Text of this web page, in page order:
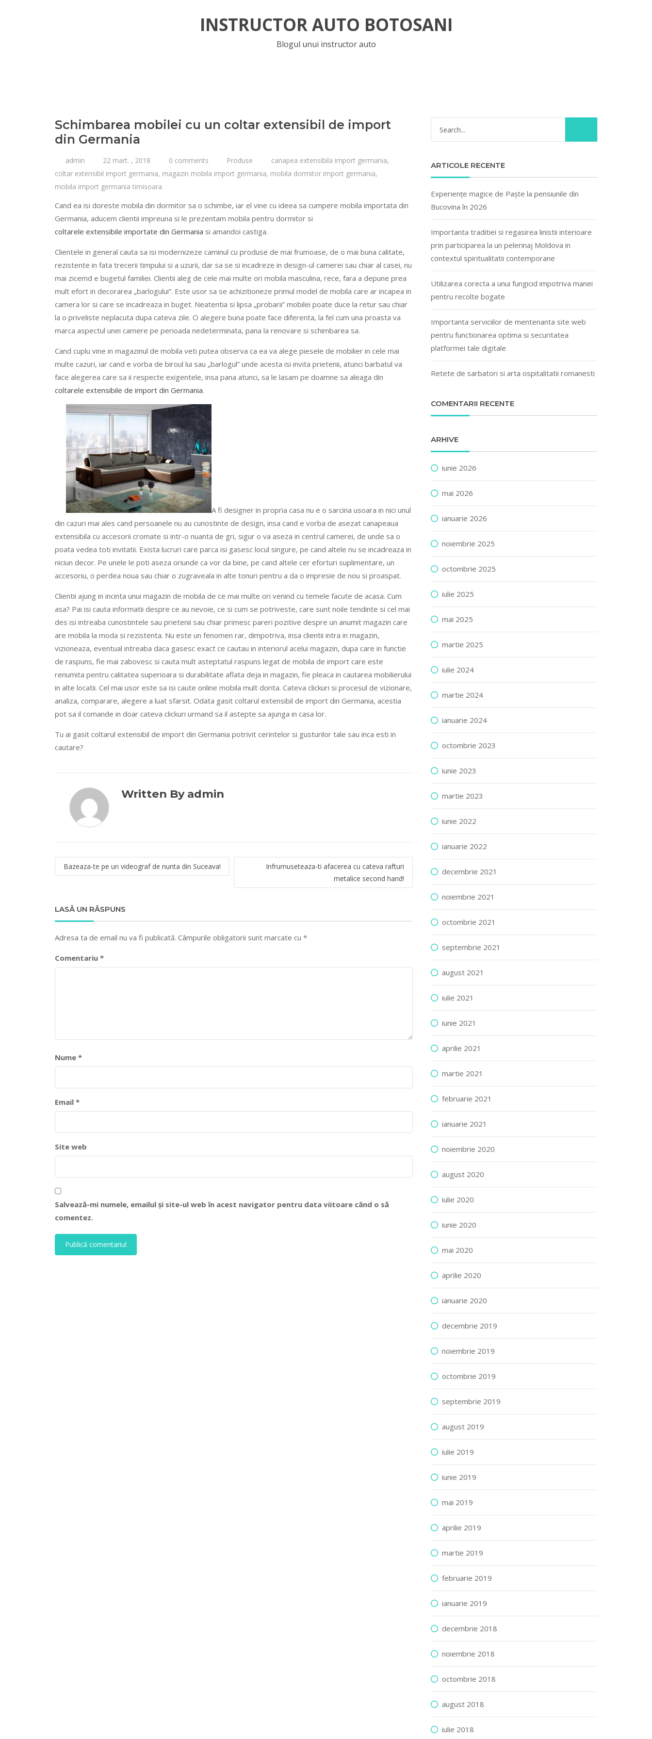
INSTRUCTOR AUTO BOTOSANI
Blogul unui instructor auto
Schimbarea mobilei cu un coltar extensibil de import
din Germania
admin 22 mart. , 2018 0 comments Produse canapea extensibila import germania,
coltar extensibil import germania, magazin mobila import germania, mobila dormitor import germania,
mobila import germania timisoara
Cand ea isi doreste mobila din dormitor sa o schimbe, iar el vine cu ideea sa cumpere mobila importata din
Germania, aducem clientii impreuna si le prezentam mobila pentru dormitor si
coltarele extensibile importate din Germania si amandoi castiga.
Clientele in general cauta sa isi modernizeze caminul cu produse de mai frumoase, de o mai buna calitate,
rezistente in fata trecerii timpului si a uzurii, dar sa se si incadreze in design-ul camerei sau chiar al casei, nu
mai zicemd e bugetul familiei. Clientii aleg de cele mai multe ori mobila masculina, rece, fara a depune prea
mult efort in decorarea „barlogului”. Este usor sa se achizitioneze primul model de mobila care ar incapea in
camera lor si care se incadreaza in buget. Neatentia si lipsa „probarii” mobilei poate duce la retur sau chiar
la o priveliste neplacuta dupa cateva zile. O alegere buna poate face diferenta, la fel cum una proasta va
marca aspectul unei camere pe perioada nedeterminata, pana la renovare si schimbarea sa.
Cand cuplu vine in magazinul de mobila veti putea observa ca ea va alege piesele de mobilier in cele mai
multe cazuri, iar cand e vorba de biroul lui sau „barlogul” unde acesta isi invita prietenii, atunci barbatul va
face alegerea care sa ii respecte exigentele, insa pana atunci, sa le lasam pe doamne sa aleaga din
coltarele extensibile de import din Germania.
A fi designer in propria casa nu e o sarcina usoara in nici unul
din cazuri mai ales cand persoanele nu au cunostinte de design, insa cand e vorba de asezat canapeaua
extensibila cu accesorii cromate si intr-o nuanta de gri, sigur o va aseza in centrul camerei, de unde sa o
poata vedea toti invitatii. Exista lucruri care parca isi gasesc locul singure, pe cand altele nu se incadreaza in
niciun decor. Pe unele le poti aseza oriunde ca vor da bine, pe cand altele cer eforturi suplimentare, un
accesoriu, o perdea noua sau chiar o zugraveala in alte tonuri pentru a da o impresie de nou si proaspat.
Clientii ajung in incinta unui magazin de mobila de ce mai multe ori venind cu temele facute de acasa. Cum
asa? Pai isi cauta informatii despre ce au nevoie, ce si cum se potriveste, care sunt noile tendinte si cel mai
des isi intreaba cunostintele sau prietenii sau chiar primesc pareri pozitive despre un anumit magazin care
are mobila la moda si rezistenta. Nu este un fenomen rar, dimpotriva, insa clientii intra in magazin,
vizioneaza, eventual intreaba daca gasesc exact ce cautau in interiorul acelui magazin, dupa care in functie
de raspuns, fie mai zabovesc si cauta mult asteptatul raspuns legat de mobila de import care este
renumita pentru calitatea superioara si durabilitate aflata deja in magazin, fie pleaca in cautarea mobilierului
in alte locatii. Cel mai usor este sa isi caute online mobila mult dorita. Cateva clickuri si procesul de vizionare,
analiza, comparare, alegere a luat sfarsit. Odata gasit coltarul extensibil de import din Germania, acestia
pot sa il comande in doar cateva clickuri urmand sa il astepte sa ajunga in casa lor.
Tu ai gasit coltarul extensibil de import din Germania potrivit cerintelor si gusturilor tale sau inca esti in
cautare?
Written By admin
Navigare
Bazeaza-te pe un videograf de nunta din Suceava!
Infrumuseteaza-ti afacerea cu cateva rafturi
metalice second hand!
LASĂ UN RĂSPUNS
Adresa ta de email nu va fi publicată. Câmpurile obligatorii sunt marcate cu*
Comentariu*
Nume*
Email*
Site web
Salvează-mi numele, emailul și site-ul web în acest navigator pentru data viitoare când o să
comentez.
ARTICOLE RECENTE
Experiențe magice de Paște la pensiunile din
Bucovina în 2026
Importanta traditiei si regasirea linistii interioare
prin participarea la un pelerinaj Moldova in
contextul spiritualitatii contemporane
Utilizarea corecta a unui fungicid impotriva manei
pentru recolte bogate
Importanta serviciilor de mentenanta site web
pentru functionarea optima si securitatea
platformei tale digitale
Retete de sarbatori si arta ospitalitatii romanesti
COMENTARII RECENTE
ARHIVE
iunie 2026
mai 2026
ianuarie 2026
noiembrie 2025
octombrie 2025
iulie 2025
mai 2025
martie 2025
iulie 2024
martie 2024
ianuarie 2024
octombrie 2023
iunie 2023
martie 2023
iunie 2022
ianuarie 2022
decembrie 2021
noiembrie 2021
octombrie 2021
septembrie 2021
august 2021
iulie 2021
iunie 2021
aprilie 2021
martie 2021
februarie 2021
ianuarie 2021
noiembrie 2020
august 2020
iulie 2020
iunie 2020
mai 2020
aprilie 2020
ianuarie 2020
decembrie 2019
noiembrie 2019
octombrie 2019
septembrie 2019
august 2019
iulie 2019
iunie 2019
mai 2019
aprilie 2019
martie 2019
februarie 2019
ianuarie 2019
decembrie 2018
noiembrie 2018
octombrie 2018
august 2018
iulie 2018